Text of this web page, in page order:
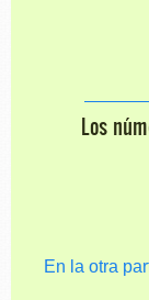
Los
En la otra